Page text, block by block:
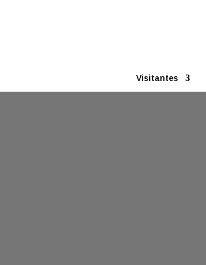
Visitantes